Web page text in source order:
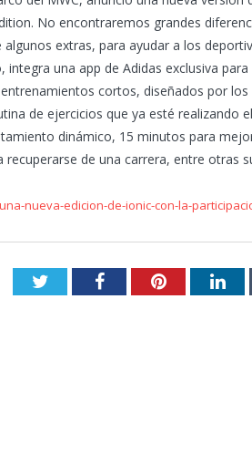
No encontraremos grandes
extras, para ayudar a los
una app de Adidas exclusiva
cortos, diseñados por
de ejercicios que ya esté realizando
dinámico, 15 minutos para
de una carrera, entre otras
nueva-edicion-de-ionic-con-la-
TwitterFacebookPinterest